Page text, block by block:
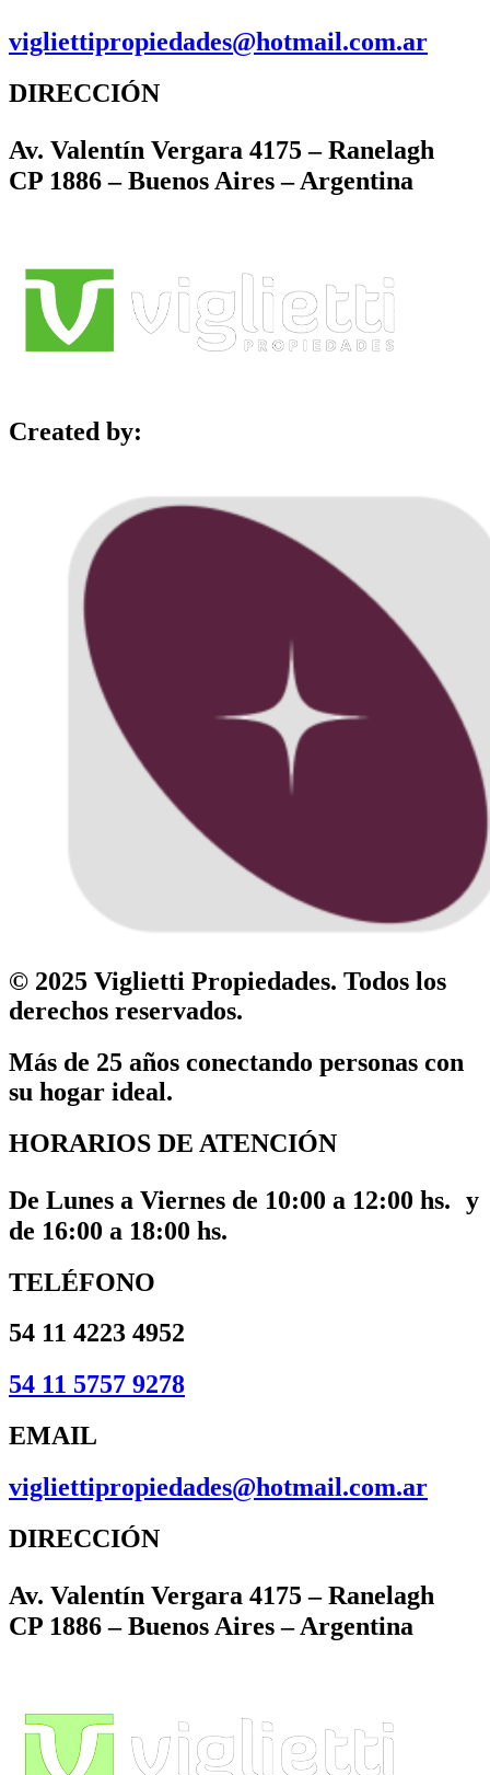
vigliettipropiedades@hotmail.com.ar
DIRECCIÓN
Av. Valentín Vergara 4175 – Ranelagh
CP 1886 – Buenos Aires – Argentina
Created by:
© 2025 Viglietti Propiedades. Todos los
derechos reservados.
Más de 25 años conectando personas con
su hogar ideal.
HORARIOS DE ATENCIÓN
De Lunes a Viernes de 10:00 a 12:00 hs. y
de 16:00 a 18:00 hs.
TELÉFONO
54 11 4223 4952
54 11 5757 9278
EMAIL
vigliettipropiedades@hotmail.com.ar
DIRECCIÓN
Av. Valentín Vergara 4175 – Ranelagh
CP 1886 – Buenos Aires – Argentina